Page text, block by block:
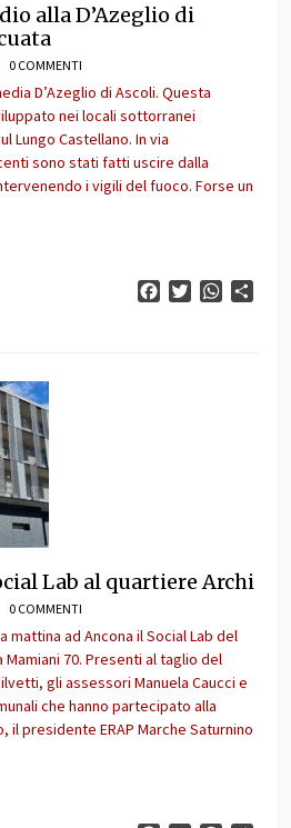
alla D’Azeglio di
0 COMMENTI
D’Azeglio di Ascoli. Questa
nei locali sottorranei
Lungo Castellano. In via
sono stati fatti uscire dalla
i vigili del fuoco. Forse un
FacebookTwitter
Lab al quartiere Archi
0 COMMENTI
mattina ad Ancona il Social Lab del
70. Presenti al taglio del
gli assessori Manuela Caucci e
che hanno partecipato alla
presidente ERAP Marche Saturnino